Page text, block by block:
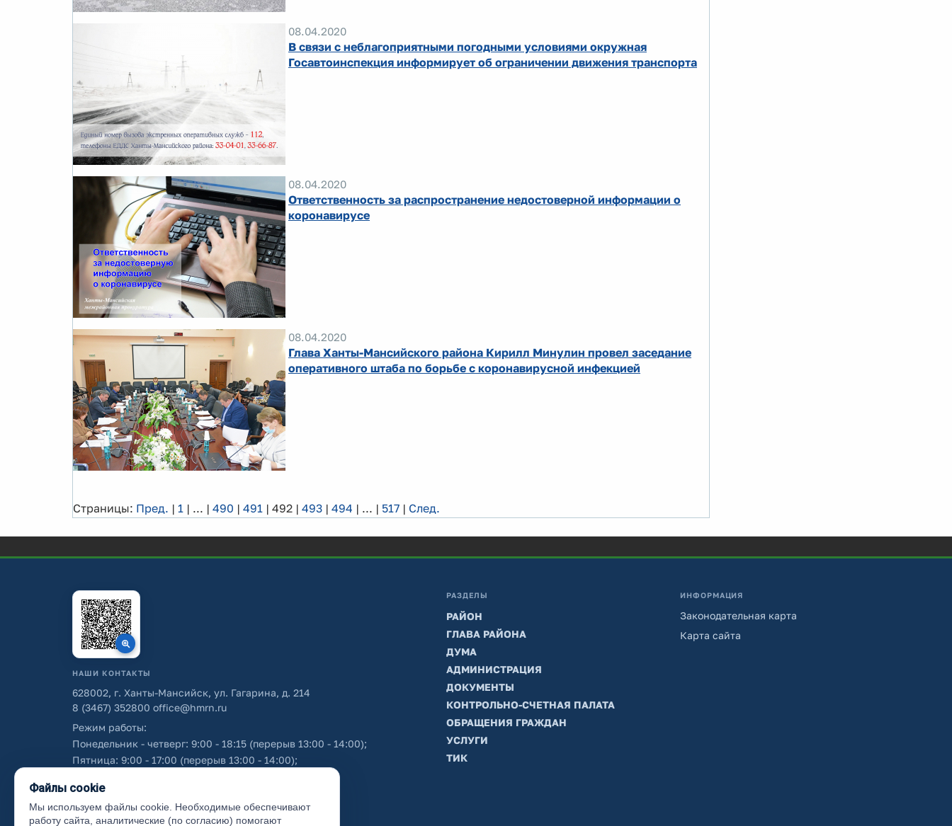
08.04.2020
В связи с неблагоприятными погодными условиями окружная
Госавтоинспекция информирует об ограничении движения транспорта
08.04.2020
Ответственность за распространение недостоверной информации о
коронавирусе
08.04.2020
Глава Ханты-Мансийского района Кирилл Минулин провел заседание
оперативного штаба по борьбе с коронавирусной инфекцией
Страницы: Пред. | 1 | ... | 490 | 491 | 492 | 493 | 494 | ... | 517 | След.
НАШИ КОНТАКТЫ
628002, г. Ханты-Мансийск, ул. Гагарина, д. 214
8 (3467) 352800 office@hmrn.ru
Режим работы:
Понедельник - четверг: 9:00 - 18:15 (перерыв 13:00 - 14:00);
Пятница: 9:00 - 17:00 (перерыв 13:00 - 14:00);
Об использовании персональных данных
РАЗДЕЛЫ
РАЙОН
ГЛАВА РАЙОНА
ДУМА
АДМИНИСТРАЦИЯ
ДОКУМЕНТЫ
КОНТРОЛЬНО-СЧЕТНАЯ ПАЛАТА
ОБРАЩЕНИЯ ГРАЖДАН
УСЛУГИ
ТИК
ИНФОРМАЦИЯ
Законодательная карта
Карта сайта
Файлы cookie
Мы используем файлы cookie. Необходимые обеспечивают
работу сайта, аналитические (по согласию) помогают